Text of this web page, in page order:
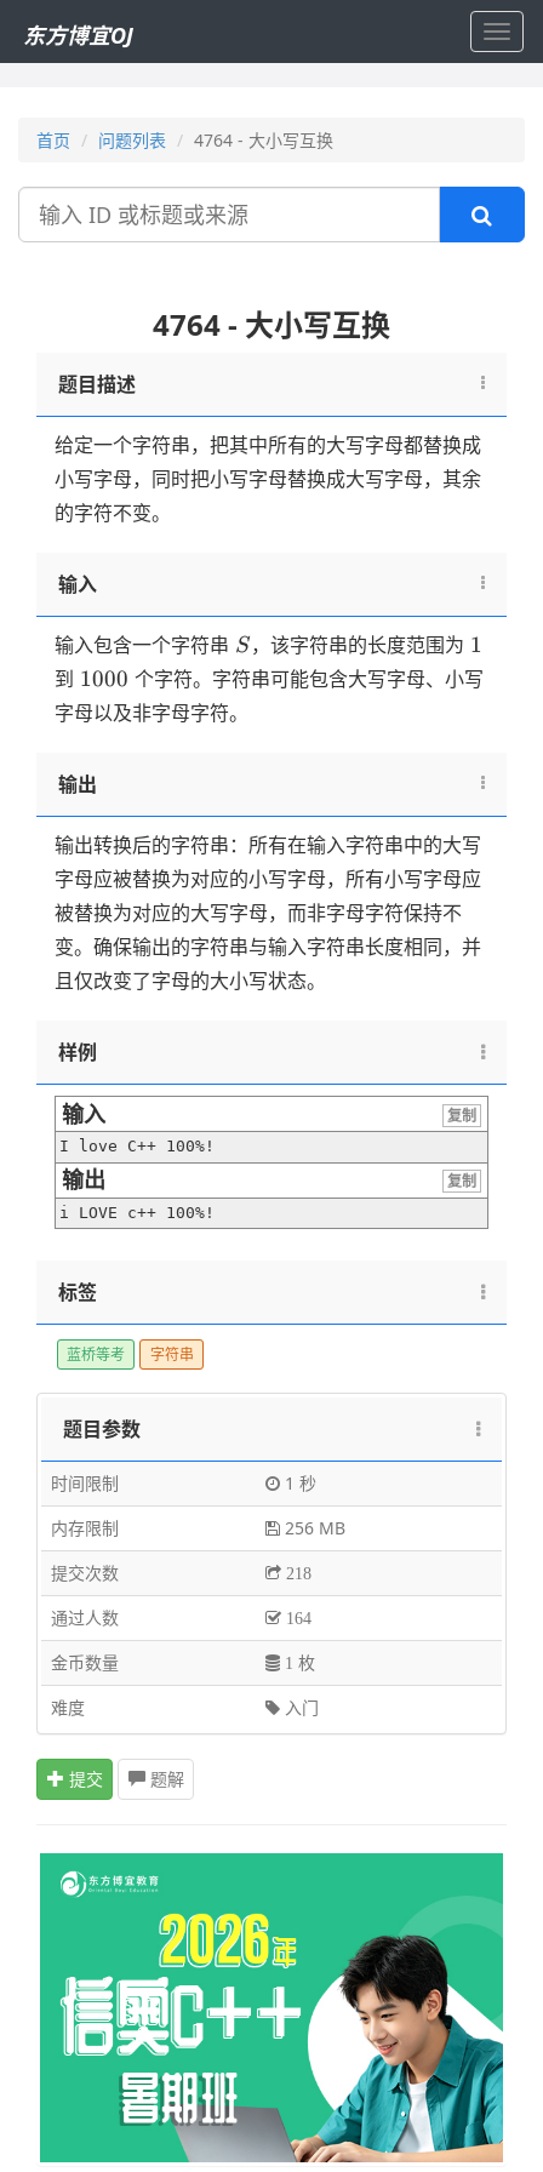
东方博宜OJ
首页 问题列表 4764 - 大小写互换
搜
4764 - 大小写互换
题目描述
给定一个字符串，把其中所有的大写字母都替换成
小写字母，同时把小写字母替换成大写字母，其余
的字符不变。
输入
输入包含一个字符串 S
S，该字符串的长度范围为 1
1
到 1000
1000 个字符。字符串可能包含大写字母、小写
字母以及非字母字符。
输出
输出转换后的字符串：所有在输入字符串中的大写
字母应被替换为对应的小写字母，所有小写字母应
被替换为对应的大写字母，而非字母字符保持不
变。确保输出的字符串与输入字符串长度相同，并
且仅改变了字母的大小写状态。
样例
输入
复制
I love C++ 100%!
输出
复制
i LOVE c++ 100%!
标签
蓝桥等考 字符串
题目参数
时间限制
1 秒
内存限制
256 MB
提交次数
218
通过人数 164
金币数量 1 枚
难度 入门
提交 题解